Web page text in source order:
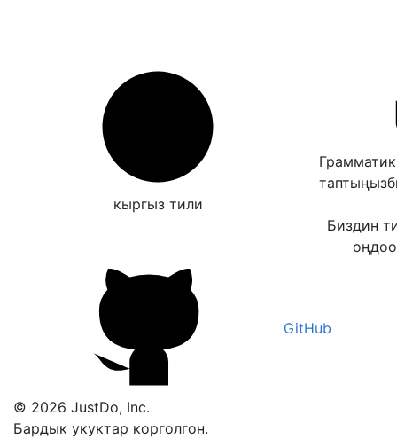
кыргыз тили
Биздин
GitHub
© 2026 JustDo, Inc.
Бардык укуктар корголгон.